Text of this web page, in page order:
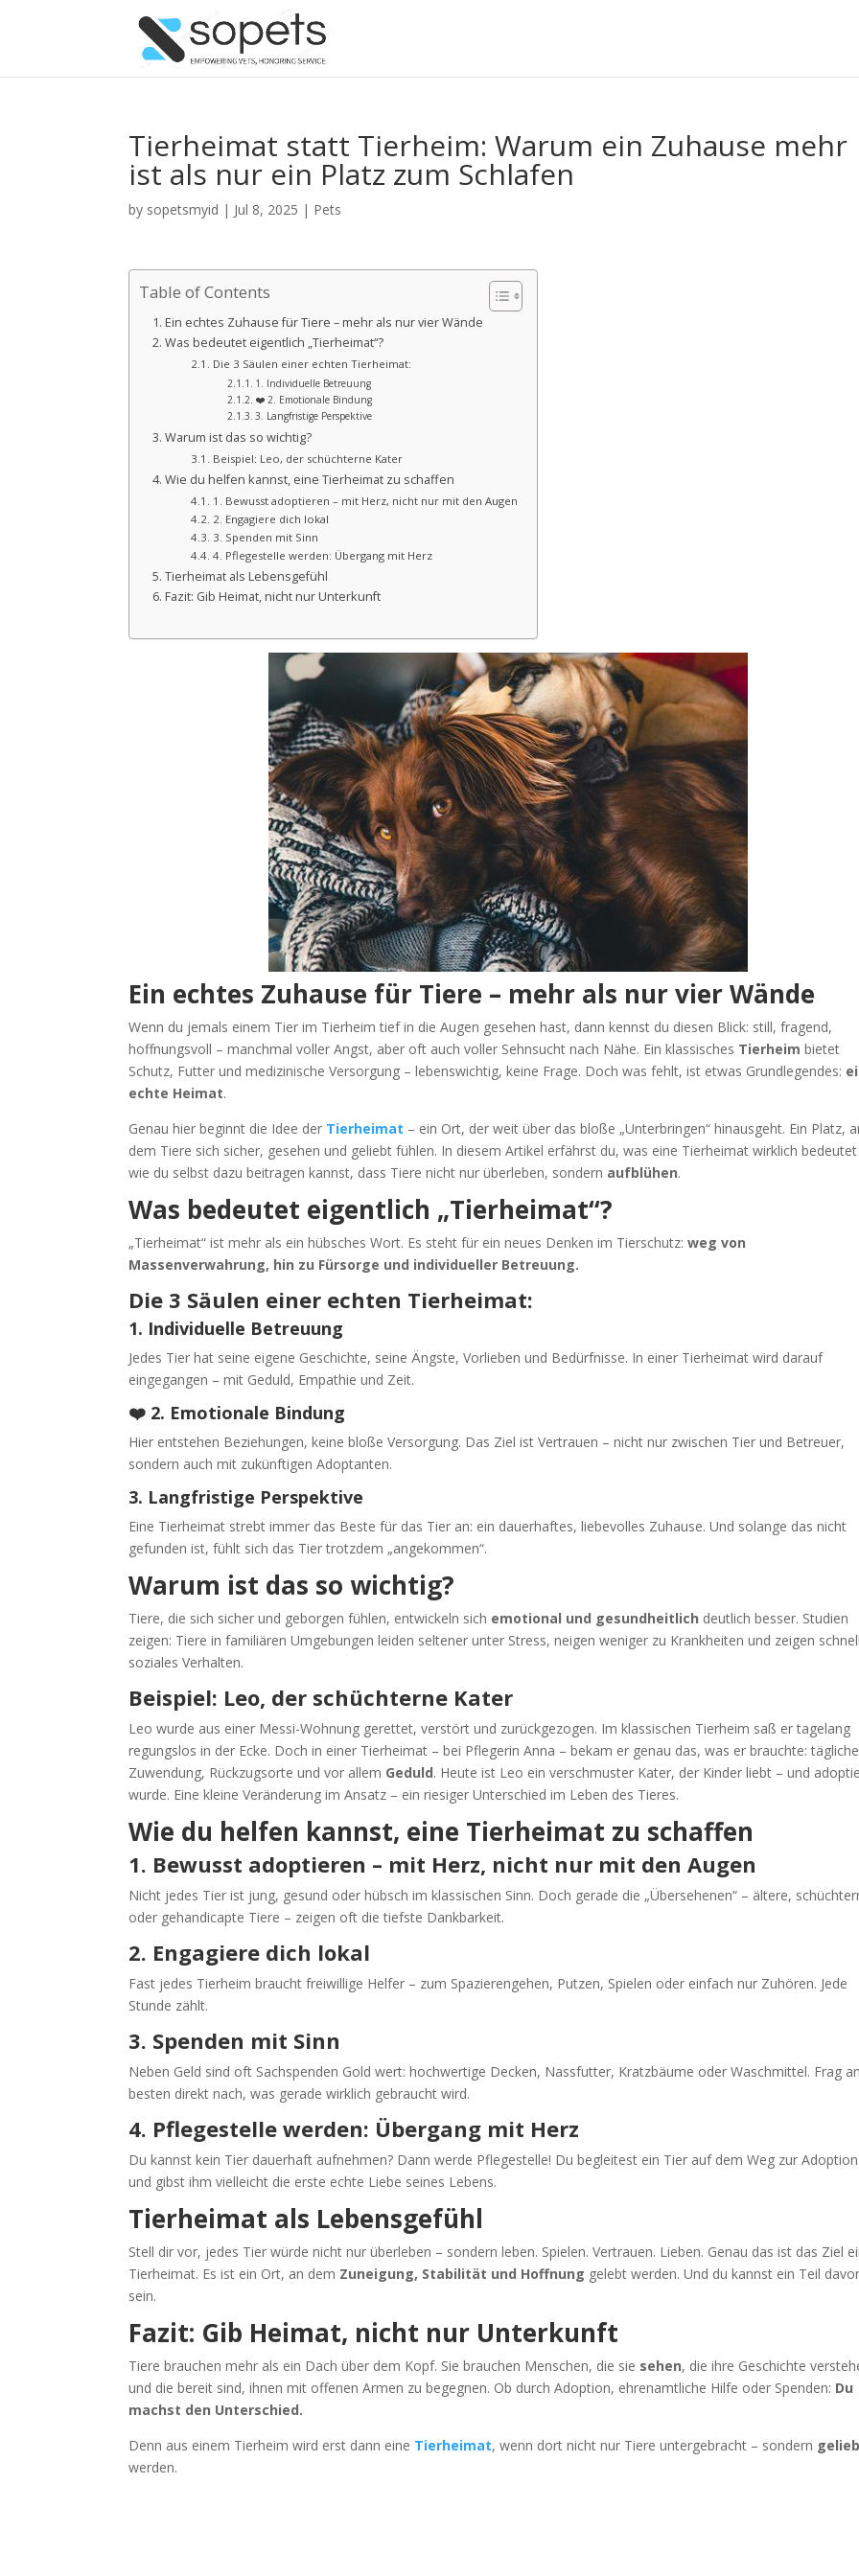
Tierheimat statt Tierheim: Warum ein Zuhause mehr
ist als nur ein Platz zum Schlafen
by sopetsmyid | Jul 8, 2025 | Pets
Table of Contents
Ein echtes Zuhause für Tiere – mehr als nur vier Wände
Was bedeutet eigentlich „Tierheimat“?
Die 3 Säulen einer echten Tierheimat:
1. Individuelle Betreuung
❤️ 2. Emotionale Bindung
3. Langfristige Perspektive
Warum ist das so wichtig?
Beispiel: Leo, der schüchterne Kater
Wie du helfen kannst, eine Tierheimat zu schaffen
1. Bewusst adoptieren – mit Herz, nicht nur mit den Augen
2. Engagiere dich lokal
3. Spenden mit Sinn
4. Pflegestelle werden: Übergang mit Herz
Tierheimat als Lebensgefühl
Fazit: Gib Heimat, nicht nur Unterkunft
Ein echtes Zuhause für Tiere – mehr als nur vier Wände
Wenn du jemals einem Tier im Tierheim tief in die Augen gesehen hast, dann kennst du diesen Blick: still, fragend,
hoffnungsvoll – manchmal voller Angst, aber oft auch voller Sehnsucht nach Nähe. Ein klassisches Tierheim bietet
Schutz, Futter und medizinische Versorgung – lebenswichtig, keine Frage. Doch was fehlt, ist etwas Grundlegendes:
echte Heimat.
Genau hier beginnt die Idee der Tierheimat – ein Ort, der weit über das bloße „Unterbringen“ hinausgeht. Ein Platz,
dem Tiere sich sicher, gesehen und geliebt fühlen. In diesem Artikel erfährst du, was eine Tierheimat wirklich
wie du selbst dazu beitragen kannst, dass Tiere nicht nur überleben, sondern aufblühen.
Was bedeutet eigentlich „Tierheimat“?
„Tierheimat“ ist mehr als ein hübsches Wort. Es steht für ein neues Denken im Tierschutz:weg von
Massenverwahrung, hin zu Fürsorge und individueller Betreuung.
Die 3 Säulen einer echten Tierheimat:
1. Individuelle Betreuung
Jedes Tier hat seine eigene Geschichte, seine Ängste, Vorlieben und Bedürfnisse. In einer Tierheimat wird darauf
eingegangen – mit Geduld, Empathie und Zeit.
❤️ 2. Emotionale Bindung
Hier entstehen Beziehungen, keine bloße Versorgung. Das Ziel ist Vertrauen – nicht nur zwischen Tier und Betreuer,
sondern auch mit zukünftigen Adoptanten.
3. Langfristige Perspektive
Eine Tierheimat strebt immer das Beste für das Tier an: ein dauerhaftes, liebevolles Zuhause. Und solange das nicht
gefunden ist, fühlt sich das Tier trotzdem „angekommen“.
Warum ist das so wichtig?
Tiere, die sich sicher und geborgen fühlen, entwickeln sich emotional und gesundheitlich deutlich besser. Studien
zeigen: Tiere in familiären Umgebungen leiden seltener unter Stress, neigen weniger zu Krankheiten und zeigen
soziales Verhalten.
Beispiel: Leo, der schüchterne Kater
Leo wurde aus einer Messi-Wohnung gerettet, verstört und zurückgezogen. Im klassischen Tierheim saß er tagelang
regungslos in der Ecke. Doch in einer Tierheimat – bei Pflegerin Anna – bekam er genau das, was er brauchte: tägliche
Zuwendung, Rückzugsorte und vor allem Geduld. Heute ist Leo ein verschmuster Kater, der Kinder liebt – und
wurde. Eine kleine Veränderung im Ansatz – ein riesiger Unterschied im Leben des Tieres.
Wie du helfen kannst, eine Tierheimat zu schaffen
1. Bewusst adoptieren – mit Herz, nicht nur mit den Augen
Nicht jedes Tier ist jung, gesund oder hübsch im klassischen Sinn. Doch gerade die „Übersehenen“ – ältere,
oder gehandicapte Tiere – zeigen oft die tiefste Dankbarkeit.
2. Engagiere dich lokal
Fast jedes Tierheim braucht freiwillige Helfer – zum Spazierengehen, Putzen, Spielen oder einfach nur Zuhören. Jede
Stunde zählt.
3. Spenden mit Sinn
Neben Geld sind oft Sachspenden Gold wert: hochwertige Decken, Nassfutter, Kratzbäume oder Waschmittel. Frag
besten direkt nach, was gerade wirklich gebraucht wird.
4. Pflegestelle werden: Übergang mit Herz
Du kannst kein Tier dauerhaft aufnehmen? Dann werde Pflegestelle! Du begleitest ein Tier auf dem Weg zur
und gibst ihm vielleicht die erste echte Liebe seines Lebens.
Tierheimat als Lebensgefühl
Stell dir vor, jedes Tier würde nicht nur überleben – sondern leben. Spielen. Vertrauen. Lieben. Genau das ist das Ziel
Tierheimat. Es ist ein Ort, an dem Zuneigung, Stabilität und Hoffnung gelebt werden. Und du kannst ein Teil
sein.
Fazit: Gib Heimat, nicht nur Unterkunft
Tiere brauchen mehr als ein Dach über dem Kopf. Sie brauchen Menschen, die sie sehen, die ihre Geschichte
und die bereit sind, ihnen mit offenen Armen zu begegnen. Ob durch Adoption, ehrenamtliche Hilfe oder Spenden: Du
machst den Unterschied.
Denn aus einem Tierheim wird erst dann eine Tierheimat, wenn dort nicht nur Tiere untergebracht – sondern
werden.